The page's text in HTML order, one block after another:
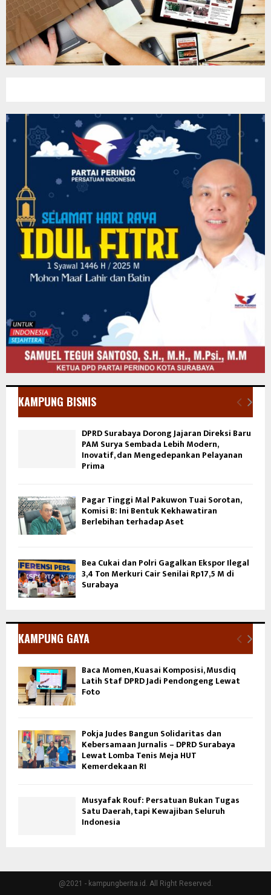
KAMPUNG BISNIS
DPRD Surabaya Dorong Jajaran Direksi Baru
PAM Surya Sembada Lebih Modern,
Inovatif, dan Mengedepankan Pelayanan
Prima
Pagar Tinggi Mal Pakuwon Tuai Sorotan,
Komisi B: Ini Bentuk Kekhawatiran
Berlebihan terhadap Aset
Bea Cukai dan Polri Gagalkan Ekspor Ilegal
3,4 Ton Merkuri Cair Senilai Rp17,5 M di
Surabaya
KAMPUNG GAYA
Baca Momen, Kuasai Komposisi, Musdiq
Latih Staf DPRD Jadi Pendongeng Lewat
Foto
Pokja Judes Bangun Solidaritas dan
Kebersamaan Jurnalis – DPRD Surabaya
Lewat Lomba Tenis Meja HUT
Kemerdekaan RI
Musyafak Rouf: Persatuan Bukan Tugas
Satu Daerah, tapi Kewajiban Seluruh
Indonesia
@2021 - kampungberita.id. All Right Reserved.